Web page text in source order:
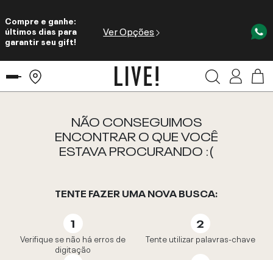
Compre e ganhe:
últimos dias para
garantir seu gift!
Ver Opções
NÃO CONSEGUIMOS
ENCONTRAR O QUE VOCÊ
ESTAVA PROCURANDO :(
TENTE FAZER UMA NOVA BUSCA:
Verifique se não há erros de
digitação
Tente utilizar palavras-chave